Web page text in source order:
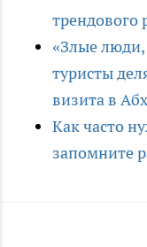
трендового
«Злые люди,
туристы
визита в
Как часто
запомните